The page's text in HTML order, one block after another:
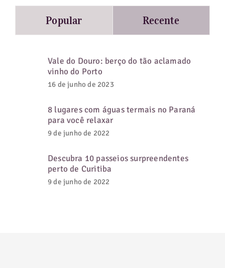
Popular Recente
Vale do Douro: berço do tão aclamado
vinho do Porto
16 de junho de 2023
8 lugares com águas termais no Paraná
para você relaxar
9 de junho de 2022
Descubra 10 passeios surpreendentes
perto de Curitiba
9 de junho de 2022